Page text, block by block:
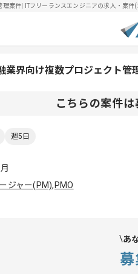
理案件| ITフリーランスエンジニアの求人・案
業界向け複数プロジェクト
こちらの案件
週5日
ジャー(PM), PMO
あ